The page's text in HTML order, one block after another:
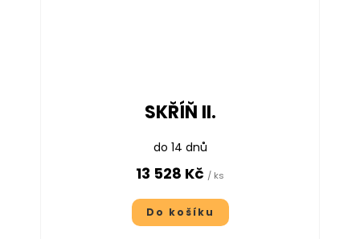
SKŘÍŇ II.
do 14 dnů
13 528 Kč / ks
Do košíku